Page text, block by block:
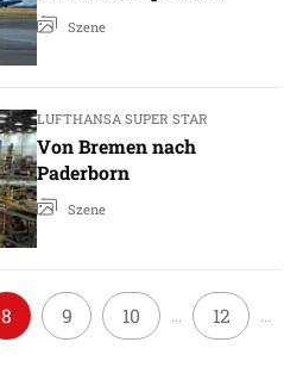
Szene
LUFTHANSA SUPER STAR
Von Bremen nach
Paderborn
Szene
8 9 10 ... 12 ...